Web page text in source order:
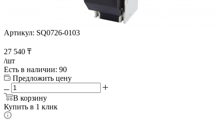
Артикул: SQ0726-0103
27 540 ₸
/шт
Есть в наличии: 90
Предложить цену
В корзину
Купить в 1 клик